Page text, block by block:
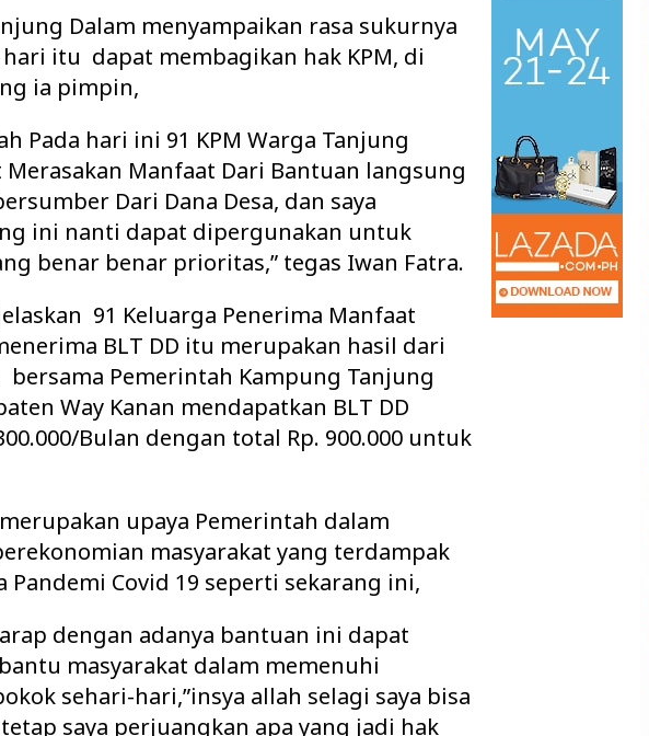
Dalam menyampaikan rasa sukurnya
hari itu dapat membagikan hak KPM, di
ia pimpin,
Pada hari ini 91 KPM Warga Tanjung
Merasakan Manfaat Dari Bantuan langsung
Dari Dana Desa, dan saya
ini nanti dapat dipergunakan untuk
benar benar prioritas,” tegas Iwan Fatra.
91 Keluarga Penerima Manfaat
BLT DD itu merupakan hasil dari
bersama Pemerintah Kampung Tanjung
Way Kanan mendapatkan BLT DD
Bulan dengan total Rp. 900.000 untuk
upaya Pemerintah dalam
masyarakat yang terdampak
Pandemi Covid 19 seperti sekarang ini,
dengan adanya bantuan ini dapat
masyarakat dalam memenuhi
sehari-hari,”insya allah selagi saya bisa
saya perjuangkan apa yang jadi hak
Maharatu Soroti Ruang Kelas Rusak
hingga Pustu Tak Layak, Minta Pemkab
Way Kanan…
Pisah Sambut Kapolres Way Kanan,
AKBP Didik Berpamitan, AKBP
Ramadhona Siap Lanj…